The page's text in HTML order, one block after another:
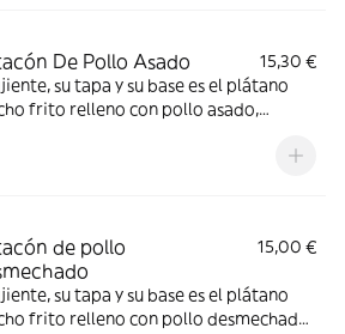
De Pollo Asado
15,30 €
su tapa y su base es el plátano
frito relleno con pollo asado,
de pollo
15,00 €
su tapa y su base es el plátano
frito relleno con pollo desmechado,